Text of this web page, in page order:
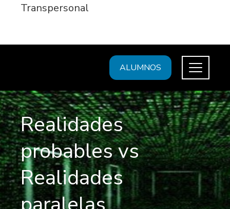
Transpersonal
ALUMNOS
Realidades
probables vs
Realidades